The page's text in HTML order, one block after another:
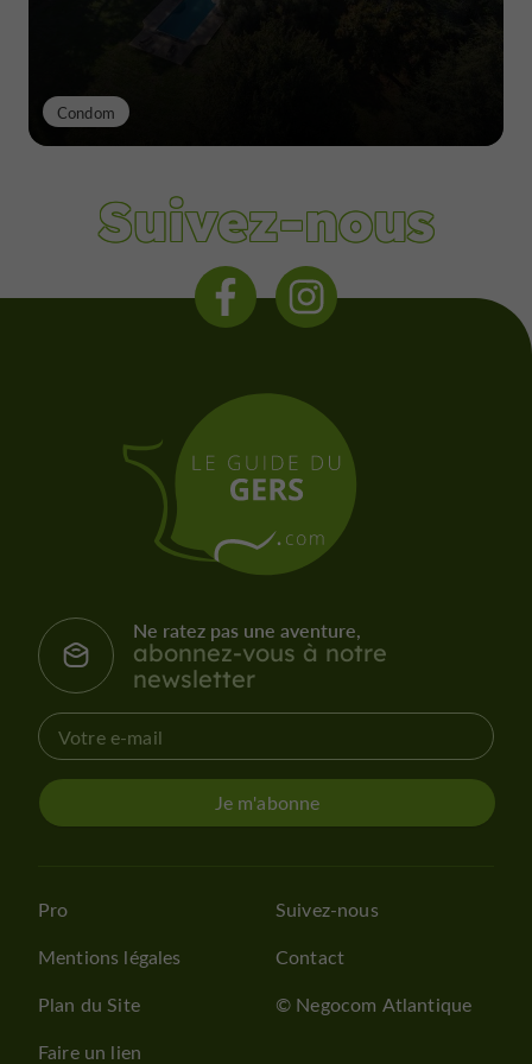
Condom
Suivez-nous
Ne ratez pas une aventure,
abonnez-vous à notre
newsletter
Je m'abonne
Pro
Mentions légales
Plan du Site
Faire un lien
Suivez-nous
Contact
© Negocom Atlantique